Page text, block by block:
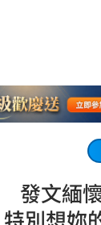
發文緬